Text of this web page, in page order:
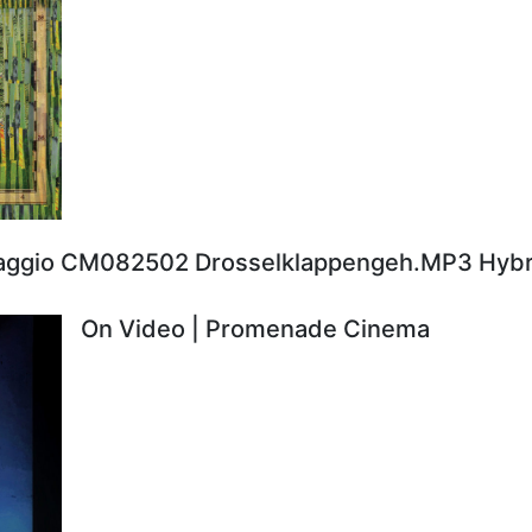
CM082502 Drosselklappengeh.MP3
On Video | Promenade Cinema